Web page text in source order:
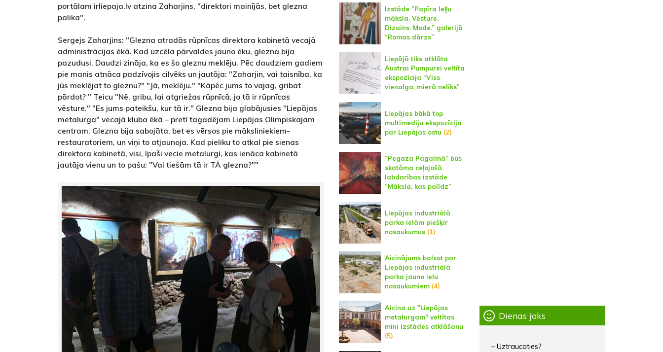
portālam irliepaja.lv atzina Zaharjins, "direktori mainījās, bet glezna
palika".
Sergejs Zaharjins: "Glezna atradās rūpnīcas direktora kabinetā vecajā
administrācijas ēkā. Kad uzcēla pārvaldes jauno ēku, glezna bija
pazudusi. Daudzi zināja, ka es šo gleznu meklēju. Pēc daudziem gadiem
pie manis atnāca padzīvojis cilvēks un jautāja: "Zaharjin, vai taisnība, ka
jūs meklējat to gleznu?" "Jā, meklēju." "Kāpēc jums to vajag, gribat
pārdot? " Teicu "Nē, gribu, lai atgriežas rūpnīcā, jo tā ir rūpnīcas
vēsture." "Es jums pateikšu, kur tā ir." Glezna bija glabājusies "Liepājas
metalurga" vecajā kluba ēkā – pretī tagadējam Liepājas Olimpiskajam
centram. Glezna bija sabojāta, bet es vērsos pie māksliniekiem-
restauratoriem, un viņi to atjaunoja. Kad pieliku to atkal pie sienas
direktora kabinetā, visi, īpaši vecie metalurgi, kas ienāca kabinetā
jautāja vienu un to pašu: "Vai tiešām tā ir TĀ glezna?""
Izstāde ”Papīra leļļu
māksla. Vēsture.
Dizains. Mode.” galerijā
“Romas dārzs”
Liepājā tiks atklāta
Austrai Pumpurei veltīta
ekspozīcija “Viss
vienalga, mierā neliks”
Liepājas bākā top
multimediju ekspozīcija
par Liepājas ostu (2)
“Pegaza Pagalmā” būs
skatāma ceļojošā
labdarības izstāde
“Māksla, kas palīdz”
Liepājas industriālā
parka ielām piešķir
nosaukumus(1)
Aicinājums balsot par
Liepājas industriālā
parka jauno ielu
nosaukumiem(4)
Aicina uz "Liepājas
metalurgam" veltītas
mini izstādes atklāšanu
(5)
Dienas joks
– Uztraucaties?